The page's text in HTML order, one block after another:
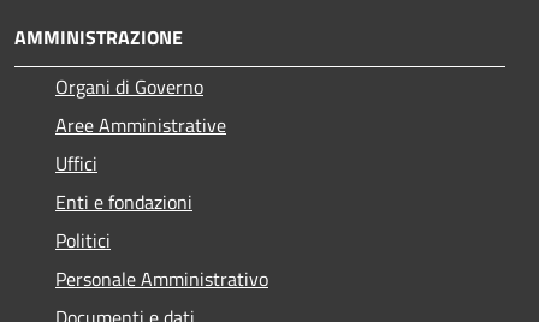
AMMINISTRAZIONE
Organi di Governo
Aree Amministrative
Uffici
Enti e fondazioni
Politici
Personale Amministrativo